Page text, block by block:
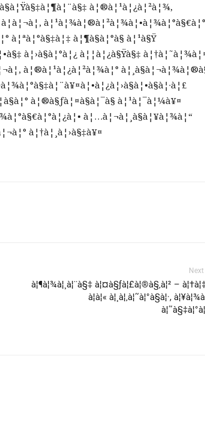
à¦®à¦¹à¦¿à¦²à¦¾,
à¦¹à¦¾à¦®à¦²à¦¾à¦•à¦¾à¦°à§€à¦°
à¦ªà¦°à§‡à¦‡ à¦¶à§à¦°à§ à¦¹à§Ÿ
à¦›à§à¦°à¦¿ à¦¦à¦¿à§Ÿà§‡
à¦®à¦¹à¦¿à¦²à¦¾à¦°
à¦®à§ƒà¦¤à§à¦¯à§ à¦¹à¦¯à¦¼à¥¤
à¦…à¦¬à¦¸à§à¦¥à¦¾à¦“
à¦†à¦¸à¦›à§‡à¥¤
à¦¶à¦¾à¦¸à¦¨à§‡ à¦¤à§ƒà¦£à¦®à§‚à¦² – à¦†à¦‡
à¦à¦« à¦¸à¦‚à¦˜à¦°à§à¦·,